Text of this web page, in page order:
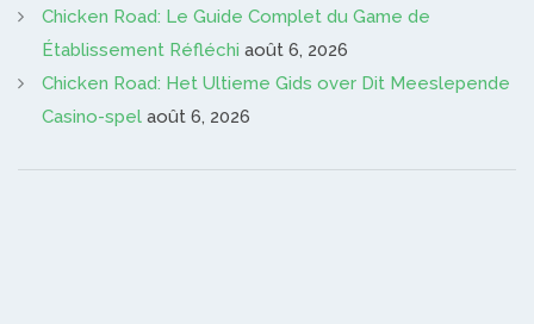
Chicken Road: Le Guide Complet du Game de
Établissement Réfléchi août 6, 2026
Chicken Road: Het Ultieme Gids over Dit Meeslepende
Casino-spel août 6, 2026